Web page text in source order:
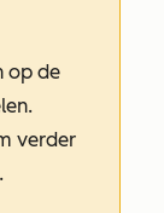
op de
verder